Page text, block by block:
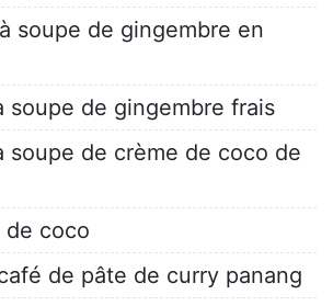
soupe de gingembre en
soupe de gingembre frais
soupe de crème de coco de
de coco
de pâte de curry panang